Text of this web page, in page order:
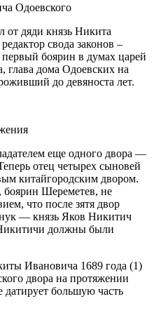
Одоевского
от дяди князь Никита
свода законов –
боярин в думах царей
глава дома Одоевских на
до девяноста лет.
еще одного двора —
отец четырех сыновей
китайгородским двором.
боярин Шереметев, не
что после зятя двор
— князь Яков Никитич
должны были
Ивановича 1689 года (1)
двора на протяжении
датирует большую часть